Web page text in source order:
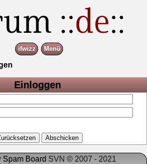
ifwizz Menü
Einloggen
Spam Board SVN © 2007 - 2021